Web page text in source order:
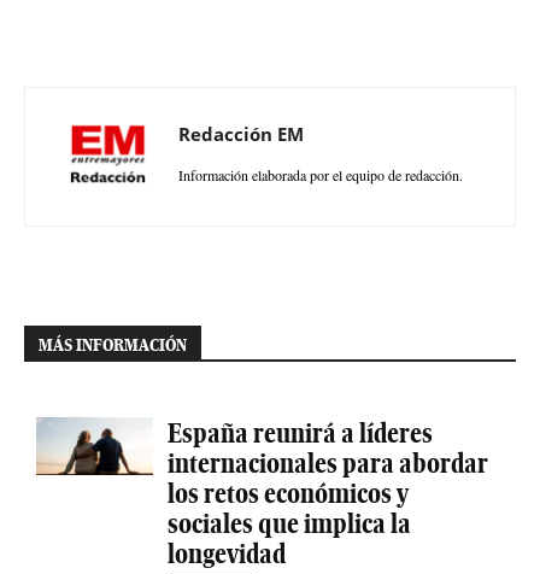
Redacción EM
Información elaborada por el equipo de redacción.
MÁS INFORMACIÓN
España reunirá a líderes
internacionales para abordar
los retos económicos y
sociales que implica la
longevidad